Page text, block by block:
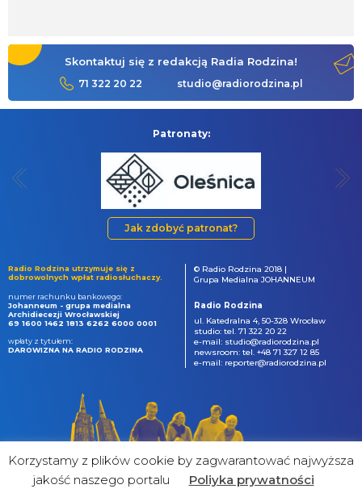
Skontaktuj się z redakcją Radia Rodzina!
71 322 20 22 studio@radiorodzina.pl
Patronaty:
Jak zdobyć patronat?
Radio Rodzina utrzymuje się z
dobrowolnych wpłat radiosłuchaczy.
numer rachunku bankowego:
Johanneum - grupa medialna
Archidiecezji Wrocławskiej
69 1600 1462 1813 6262 6000 0001
wpłaty z tytułem:
DAROWIZNA NA RADIO RODZINA
© Radio Rodzina 2018 |
Grupa Medialna JOHANNEUM
Radio Rodzina
ul. Katedralna 4, 50-328 Wrocław
studio: tel. 71 322 20 22
e-mail: studio@radiorodzina.pl
newsroom: tel. +48 71 327 12 85
e-mail: reporter@radiorodzina.pl
Korzystamy z plików cookie by zagwarantować najwyższa
jakość naszego portalu
Poliyka prywatności